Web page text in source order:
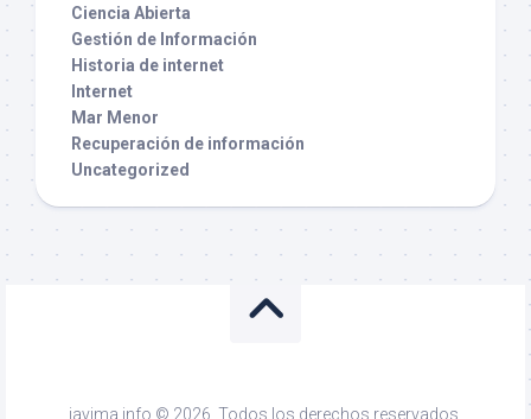
Ciencia Abierta
Gestión de Información
Historia de internet
Internet
Mar Menor
Recuperación de información
Uncategorized
javima.info © 2026. Todos los derechos reservados.